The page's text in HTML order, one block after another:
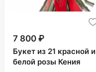
7 800 ₽
Букет из 21 красной и
белой розы Кения